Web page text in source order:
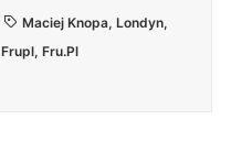
Maciej Knopa, Londyn,
Frupl, Fru.pl